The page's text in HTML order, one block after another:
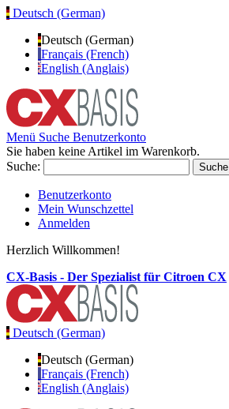
Deutsch (German)
Deutsch (German)
Français (French)
English (Anglais)
Menü Suche Benutzerkonto
Sie haben keine Artikel im Warenkorb.
Suche:
Suche
Benutzerkonto
Mein Wunschzettel
Anmelden
Herzlich Willkommen!
CX-Basis - Der Spezialist für Citroen CX
Deutsch (German)
Deutsch (German)
Français (French)
English (Anglais)